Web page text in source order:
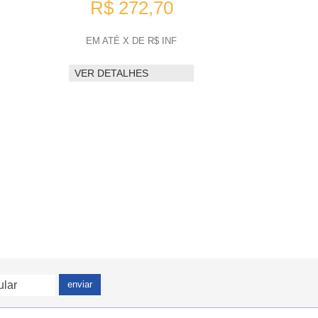
R$ 272,70
EM ATÉ X DE R$ INF
VER DETALHES
enviar